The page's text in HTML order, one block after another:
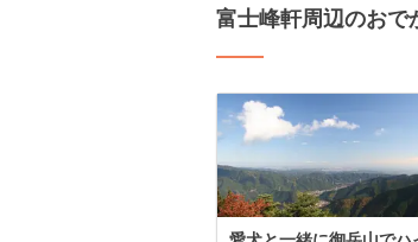
富士峰軒周辺のおで